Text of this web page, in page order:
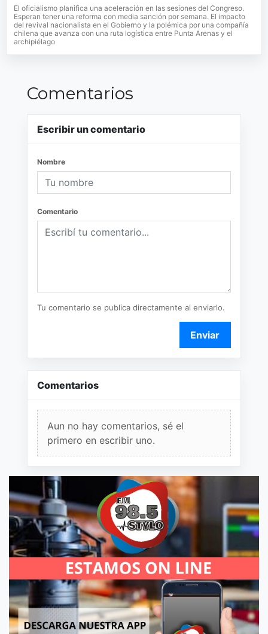
El oficialismo planifica una aceleración en las sesiones del Congreso.
Esperan tener una reforma con media sanción por semana. El impacto
del revival nacionalista en el Gobierno y la polémica por una compañía
chilena que avanza con una ruta logística entre Punta Arenas y el
archipiélago
Comentarios
Escribir un comentario
Nombre
Comentario
Tu comentario se publica directamente al enviarlo.
Enviar
Comentarios
Aun no hay comentarios, sé el
primero en escribir uno.